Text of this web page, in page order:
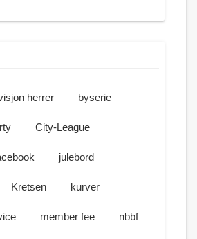
herrer byserie
City-League
julebord
Kretsen kurver
member fee nbbf